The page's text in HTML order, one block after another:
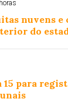
nuvens e
do
15 para